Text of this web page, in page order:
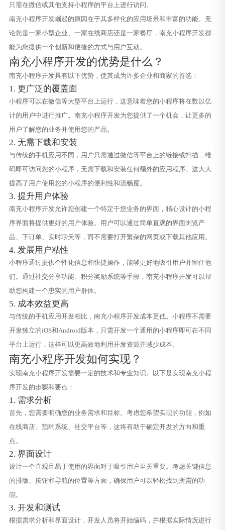
只需在微信或其他支持小程序的平台上进行访问。
南充小程序开发崛起的原因在于其多样化的应用场景和丰富的功能。无
论您是一家小型企业、一家在线商店还是一家餐厅，南充小程序开发都
能为您提供一个创新和便捷的方式与用户互动。
南充小程序开发的优势是什么？
南充小程序开发具有以下优势，使其成为许多企业和商家的首选：
1. 更广泛的覆盖面
小程序可以在微信等大型平台上运行，这意味着您的小程序将在数以亿
计的用户中进行推广。南充小程序开发为您提供了一个机会，让更多的
用户了解您的业务并使用您的产品。
2. 无需下载和安装
与传统的手机应用不同，用户只需通过微信等平台上的链接或扫描二维
码即可访问您的小程序，无需下载和安装任何额外的应用程序。这大大
提高了用户使用您的小程序的便利性和流畅度。
3. 提升用户体验
南充小程序开发允许您创建一个特定于您业务的界面，精心设计的小程
序界面将提供更好的用户体验。用户可以通过简单直观的界面浏览产
品、下订单、实时聊天等，而不需要打开繁杂的网页或下载其他应用。
4. 发展用户粘性
小程序通过提供个性化信息和快捷操作，能够更好地吸引用户并留住他
们。通过社交分享功能、积分奖励系统等手段，南充小程序开发可以帮
助您构建一个忠实的用户群体。
5. 成本效益更高
与传统的手机应用开发相比，南充小程序开发成本更低。小程序不需要
开发独立的iOS和Android版本，只需开发一个通用的小程序即可在不同
平台上运行，这样可以更高效地利用开发资源并减少成本。
南充小程序开发如何实现？
实现南充小程序开发需要一定的技术和专业知识。以下是实现南充小程
序开发的步骤和要点：
1. 需求分析
首先，您需要明确您的业务需求和目标。考虑您希望实现的功能，例如
在线商店、预约系统、社交平台等，这将有助于确定开发的方向和重
点。
2. 界面设计
设计一个直观且易于使用的界面对于吸引用户至关重要。考虑关键信息
的排版、按钮和导航的位置等方面，确保用户可以轻松找到所需的功
能。
3. 开发和测试
根据需求分析和界面设计，开发人员将开始编码，并根据实际情况进行